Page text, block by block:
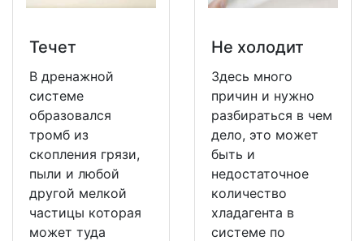
Течет
В дренажной
системе
образовался
тромб из
скопления грязи,
пыли и любой
другой мелкой
частицы которая
может туда
Не холодит
Здесь много
причин и нужно
разбираться в чем
дело, это может
быть и
недостаточное
количество
хладагента в
системе по